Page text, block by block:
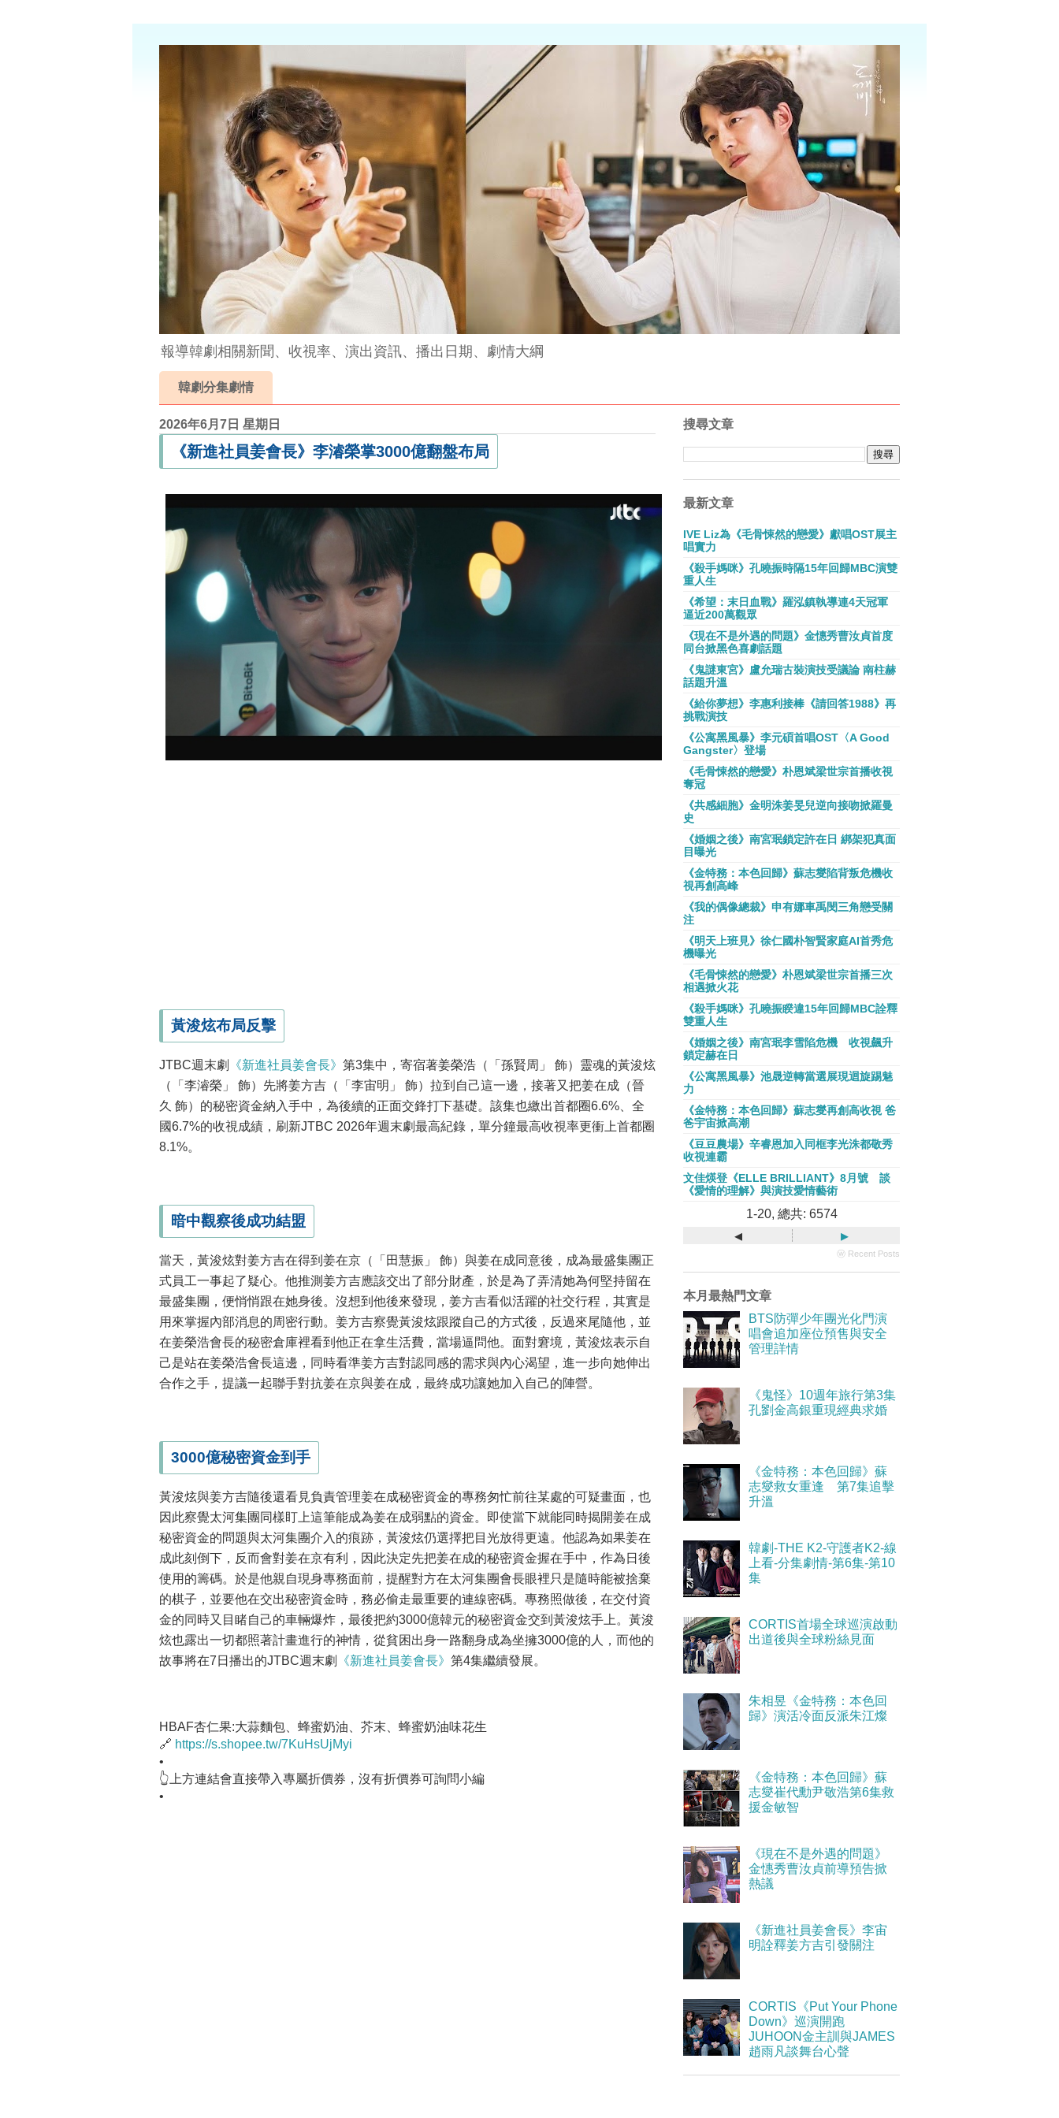
報導韓劇相關新聞、收視率、演出資訊、播出日期、劇情大綱
韓劇分集劇情
2026年6月7日 星期日
《新進社員姜會長》李濬榮掌3000億翻盤布局
黃浚炫布局反擊
JTBC週末劇 《新進社員姜會長》 第3集中，寄宿著姜榮浩（「孫賢周」 飾）靈魂的黃浚炫
（「李濬榮」 飾）先將姜方吉（「李宙明」 飾）拉到自己這一邊，接著又把姜在成（晉
久 飾）的秘密資金納入手中，為後續的正面交鋒打下基礎。該集也繳出首都圈6.6%、全
國6.7%的收視成績，刷新JTBC 2026年週末劇最高紀錄，單分鐘最高收視率更衝上首都圈
8.1%。
暗中觀察後成功結盟
當天，黃浚炫對姜方吉在得到姜在京（「田慧振」 飾）與姜在成同意後，成為最盛集團正
式員工一事起了疑心。他推測姜方吉應該交出了部分財產，於是為了弄清她為何堅持留在
最盛集團，便悄悄跟在她身後。沒想到他後來發現，姜方吉看似活躍的社交行程，其實是
用來掌握內部消息的周密行動。姜方吉察覺黃浚炫跟蹤自己的方式後，反過來尾隨他，並
在姜榮浩會長的秘密倉庫裡看到他正在拿生活費，當場逼問他。面對窘境，黃浚炫表示自
己是站在姜榮浩會長這邊，同時看準姜方吉對認同感的需求與內心渴望，進一步向她伸出
合作之手，提議一起聯手對抗姜在京與姜在成，最終成功讓她加入自己的陣營。
3000億秘密資金到手
黃浚炫與姜方吉隨後還看見負責管理姜在成秘密資金的專務匆忙前往某處的可疑畫面，也
因此察覺太河集團同樣盯上這筆能成為姜在成弱點的資金。即使當下就能同時揭開姜在成
秘密資金的問題與太河集團介入的痕跡，黃浚炫仍選擇把目光放得更遠。他認為如果姜在
成此刻倒下，反而會對姜在京有利，因此決定先把姜在成的秘密資金握在手中，作為日後
使用的籌碼。於是他親自現身專務面前，提醒對方在太河集團會長眼裡只是隨時能被捨棄
的棋子，並要他在交出秘密資金時，務必偷走最重要的連線密碼。專務照做後，在交付資
金的同時又目睹自己的車輛爆炸，最後把約3000億韓元的秘密資金交到黃浚炫手上。黃浚
炫也露出一切都照著計畫進行的神情，從貧困出身一路翻身成為坐擁3000億的人，而他的
故事將在7日播出的JTBC週末劇
《新進社員姜會長》 第4集繼續發展。
HBAF杏仁果:大蒜麵包、蜂蜜奶油、芥末、蜂蜜奶油味花生
🔗 https://s.shopee.tw/7KuHsUjMyi
•
👆上方連結會直接帶入專屬折價券，沒有折價券可詢問小編
•
搜尋文章
最新文章
IVE Liz為《毛骨悚然的戀愛》獻唱OST展主
唱實力
《殺手媽咪》孔曉振時隔15年回歸MBC演雙
重人生
《希望：末日血戰》羅泓鎮執導連4天冠軍
逼近200萬觀眾
《現在不是外遇的問題》金憓秀曹汝貞首度
同台掀黑色喜劇話題
《鬼謎東宮》盧允瑞古裝演技受議論 南柱赫
話題升溫
《給你夢想》李惠利接棒《請回答1988》再
挑戰演技
《公寓黑風暴》李元碩首唱OST〈A Good
Gangster〉登場
《毛骨悚然的戀愛》朴恩斌梁世宗首播收視
奪冠
《共感細胞》金明洙姜旻兒逆向接吻掀羅曼
史
《婚姻之後》南宮珉鎖定許在日 綁架犯真面
目曝光
《金特務：本色回歸》蘇志燮陷背叛危機收
視再創高峰
《我的偶像總裁》申有娜車禹閔三角戀受關
注
《明天上班見》徐仁國朴智賢家庭AI首秀危
機曝光
《毛骨悚然的戀愛》朴恩斌梁世宗首播三次
相遇掀火花
《殺手媽咪》孔曉振睽違15年回歸MBC詮釋
雙重人生
《婚姻之後》南宮珉李雪陷危機 收視飆升
鎖定赫在日
《公寓黑風暴》池晟逆轉當選展現迴旋踢魅
力
《金特務：本色回歸》蘇志燮再創高收視 爸
爸宇宙掀高潮
《豆豆農場》辛睿恩加入同框李光洙都敬秀
收視連霸
文佳煐登《ELLE BRILLIANT》8月號 談
《愛情的理解》與演技愛情藝術
1-20, 總共: 6574
◂ ▸
ⓦ Recent Posts
本月最熱門文章
BTS防彈少年團光化門演
唱會追加座位預售與安全
管理詳情
《鬼怪》10週年旅行第3集
孔劉金高銀重現經典求婚
《金特務：本色回歸》蘇
志燮救女重逢 第7集追擊
升溫
韓劇-THE K2-守護者K2-線
上看-分集劇情-第6集-第10
集
CORTIS首場全球巡演啟動
出道後與全球粉絲見面
朱相昱《金特務：本色回
歸》演活冷面反派朱江燦
《金特務：本色回歸》蘇
志燮崔代勳尹敬浩第6集救
援金敏智
《現在不是外遇的問題》
金憓秀曹汝貞前導預告掀
熱議
《新進社員姜會長》李宙
明詮釋姜方吉引發關注
CORTIS《Put Your Phone
Down》巡演開跑
JUHOON金主訓與JAMES
趙雨凡談舞台心聲